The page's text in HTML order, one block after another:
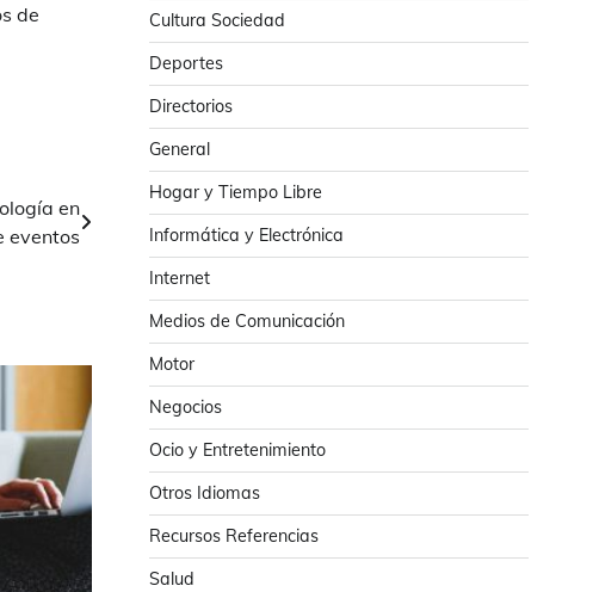
de
en
eventos
Cultura Sociedad
Deportes
Directorios
General
Hogar y Tiempo Libre
Informática y Electrónica
Internet
Medios de Comunicación
Motor
Negocios
Ocio y Entretenimiento
Otros Idiomas
Recursos Referencias
Salud